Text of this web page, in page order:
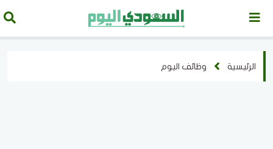
الرئيسية وظائف اليوم